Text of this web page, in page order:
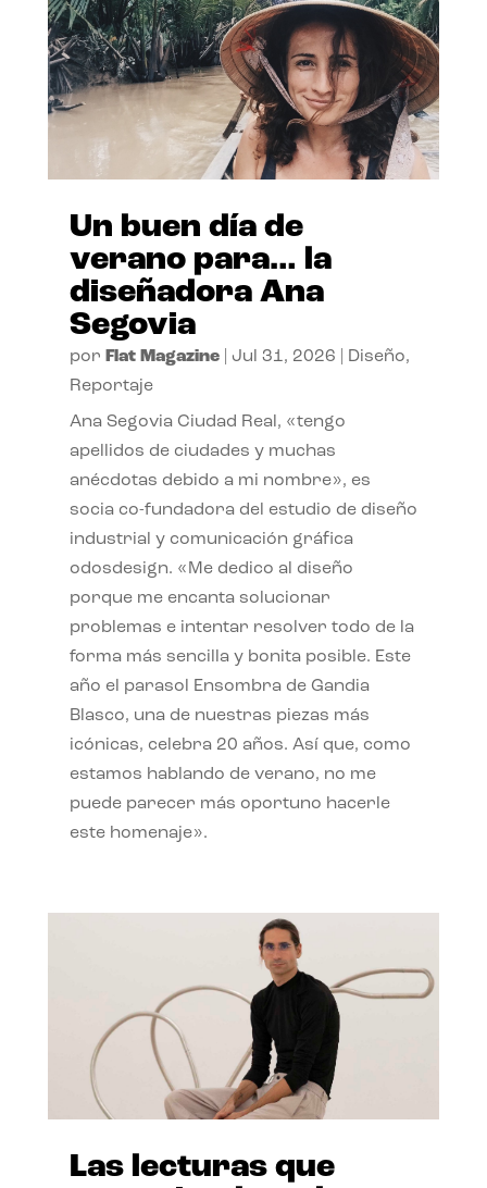
Un buen día de
verano para… la
diseñadora Ana
Segovia
por Flat Magazine| Jul 31, 2026 Diseño,
Reportaje
Ana Segovia Ciudad Real, «tengo
apellidos de ciudades y muchas
anécdotas debido a mi nombre», es
socia co-fundadora del estudio de diseño
industrial y comunicación gráfica
odosdesign. «Me dedico al diseño
porque me encanta solucionar
problemas e intentar resolver todo de la
forma más sencilla y bonita posible. Este
año el parasol Ensombra de Gandia
Blasco, una de nuestras piezas más
icónicas, celebra 20 años. Así que, como
estamos hablando de verano, no me
puede parecer más oportuno hacerle
este homenaje».
Las lecturas que